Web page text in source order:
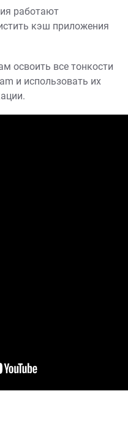
работают
кэш приложения
освоить все тонкости
и использовать их